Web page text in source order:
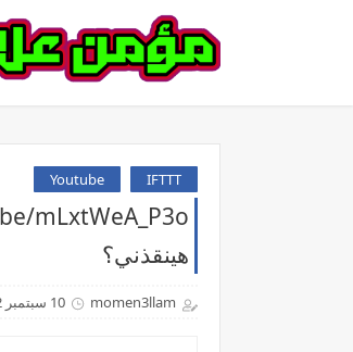
IFTTT
Youtube
هينقذني؟
momen3llam 10 سبتمبر 2022